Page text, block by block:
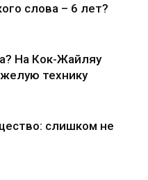
слова – 6 лет?
На Кок-Жайляу
технику
слишком не